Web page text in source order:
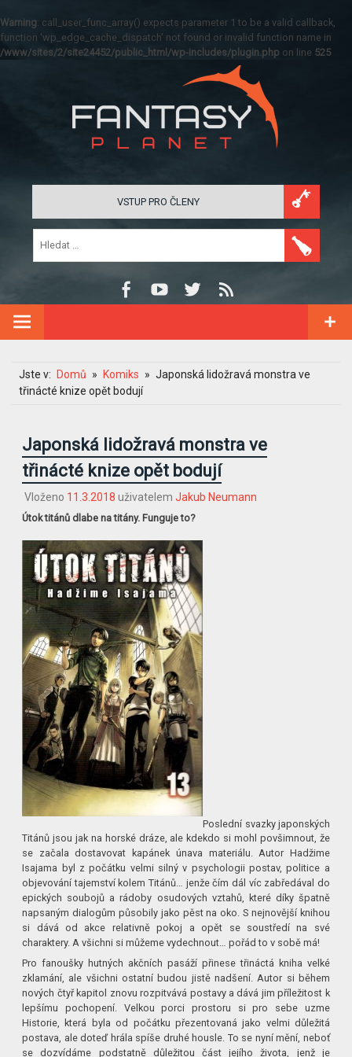
Warning: call_user_func_array() expects parameter 1 to be a valid callback,
function 'wp_edge_cache_dispatch' not found or invalid function name in
/www/sites/2/site24452/public_html/wp-includes/plugin.php on line 525
VSTUP PRO ČLENY
Jste v: Domů Komiks
Japonská lidožravá monstra ve
třinácté knize opět bodují
Japonská lidožravá monstra ve
třinácté knize opět bodují
Vloženo 11.3.2018 uživatelem Jakub Neumann
Útok titánů dlabe na titány. Funguje to?
Poslední svazky japonských
Titánů jsou jak na horské dráze, ale kdekdo si mohl povšimnout, že
se začala dostavovat kapánek únava materiálu. Autor Hadžime
Isajama byl z počátku velmi silný v psychologii postav, politice a
objevování tajemství kolem Titánů… jenže čím dál víc zabředával do
epických soubojů a rádoby osudových vztahů, které díky špatně
napsaným dialogům působily jako pěst na oko. S nejnovější knihou
si dává od akce relativně pokoj a opět se soustředí na své
charaktery. A všichni si můžeme vydechnout… pořád to v sobě má!
Pro fanoušky hutných akčních pasáží přinese třináctá kniha velké
zklamání, ale všichni ostatní budou jistě nadšení. Autor si během
nových čtyř kapitol znovu rozpitvává postavy a dává jim příležitost k
lepšímu pochopení. Velkou porci prostoru si pro sebe uzme
Historie, která byla od počátku přezentovaná jako velmi důležitá
postava, ale doteď hrála spíše druhé housle. To se nyní mění, neboť
se dozvídáme podstatně důležitou část jejího života, jenž je